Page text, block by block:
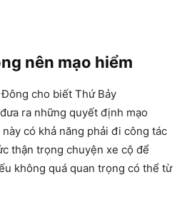
nên mạo hiểm
cho biết Thứ Bảy
ra những quyết định mạo
có khả năng phải đi công tác
thận trọng chuyện xe cộ để
không quá quan trọng có thể từ